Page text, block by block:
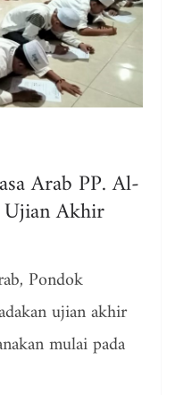
Arab PP. Al-
Akhir
Pondok
ujian akhir
mulai pada